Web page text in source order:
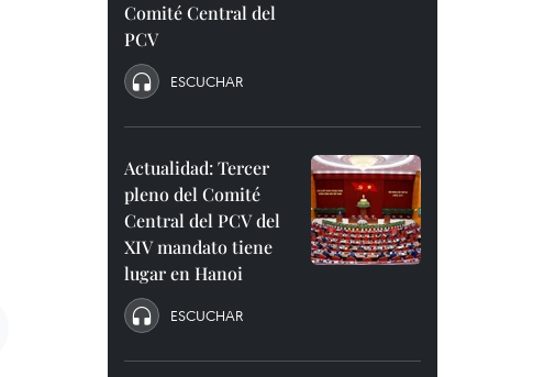
Comité Central del
PCV
ESCUCHAR
Actualidad: Tercer
pleno del Comité
Central del PCV del
XIV mandato tiene
lugar en Hanoi
ESCUCHAR